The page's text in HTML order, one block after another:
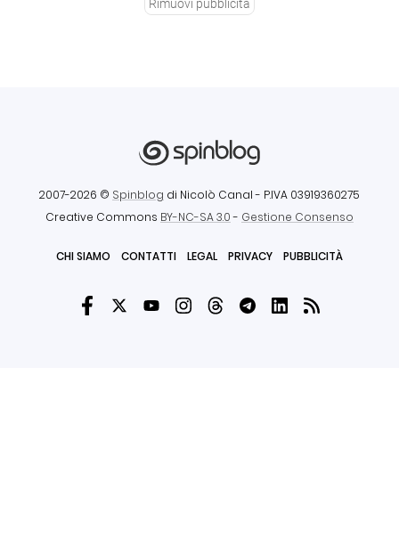
Rimuovi pubblicità
2007-2026 © Spinblog di Nicolò Canal - P.IVA 03919360275
Creative Commons BY-NC-SA 3.0- Gestione Consenso
CHI SIAMO CONTATTI LEGAL PRIVACY PUBBLICITÀ